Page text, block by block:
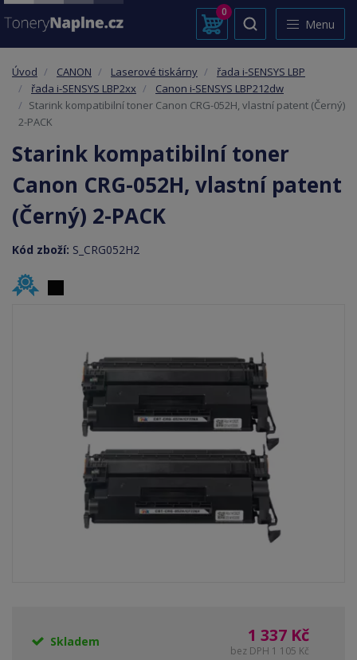
0
Menu
Úvod CANON Laserové tiskárny
řada i-SENSYS LBP
řada i-SENSYS LBP2xx
Canon i-SENSYS LBP212dw
Starink kompatibilní toner Canon CRG-052H, vlastní patent (Černý)
2-PACK
Starink kompatibilní toner
Canon CRG-052H, vlastní patent
(Černý) 2-PACK
Kód zboží: S_CRG052H2
Skladem 1 337 Kč
bez DPH 1 105 Kč